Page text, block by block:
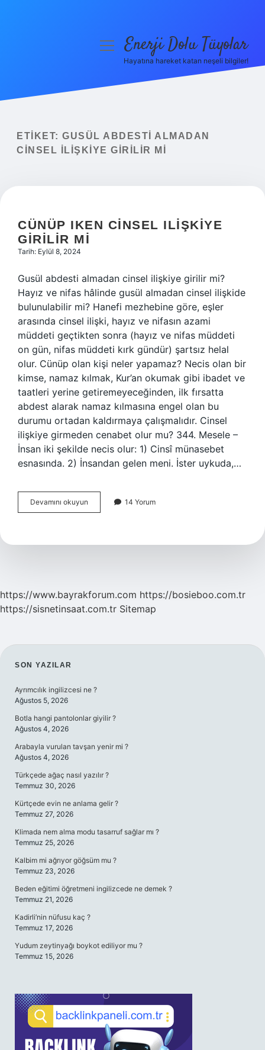
Yasal Uyarı
menüyüEnerji Dolu Tüyolar
Hayatına hareket katan neşeli bilgiler!
ETIKET: GUSÜL ABDESTI ALMADAN
CINSEL ILIŞKIYE GIRILIR MI
CÜNÜP IKEN CINSEL ILIŞKIYE
GIRILIR MI
Tarih: Eylül 8, 2024
Gusül abdesti almadan cinsel ilişkiye girilir mi?
Hayız ve nifas hâlinde gusül almadan cinsel ilişkide
bulunulabilir mi? Hanefi mezhebine göre, eşler
arasında cinsel ilişki, hayız ve nifasın azami
müddeti geçtikten sonra (hayız ve nifas müddeti
on gün, nifas müddeti kırk gündür) şartsız helal
olur. Cünüp olan kişi neler yapamaz? Necis olan bir
kimse, namaz kılmak, Kur’an okumak gibi ibadet ve
taatleri yerine getiremeyeceğinden, ilk fırsatta
abdest alarak namaz kılmasına engel olan bu
durumu ortadan kaldırmaya çalışmalıdır. Cinsel
ilişkiye girmeden cenabet olur mu? 344. Mesele –
İnsan iki şekilde necis olur: 1) Cinsî münasebet
esnasında. 2) İnsandan gelen meni. İster uykuda,…
Devamını okuyun
Iken
Girilir
14 Yorum
https://www.bayrakforum.com https://bosieboo.com.tr
https://sisnetinsaat.com.tr Sitemap
SIDEBAR
SON YAZILAR
Ayrımcılık ingilizcesi ne ?
Ağustos 5, 2026
Botla hangi pantolonlar giyilir ?
Ağustos 4, 2026
Arabayla vurulan tavşan yenir mi ?
Ağustos 4, 2026
Türkçede ağaç nasıl yazılır ?
Temmuz 30, 2026
Kürtçede evin ne anlama gelir ?
Temmuz 27, 2026
Klimada nem alma modu tasarruf sağlar mı ?
Temmuz 25, 2026
Kalbim mi ağrıyor göğsüm mu ?
Temmuz 23, 2026
Beden eğitimi öğretmeni ingilizcede ne demek ?
Temmuz 21, 2026
Kadirli’nin nüfusu kaç ?
Temmuz 17, 2026
Yudum zeytinyağı boykot ediliyor mu ?
Temmuz 15, 2026